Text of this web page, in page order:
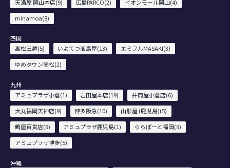
天満屋 岡山本店(9) 広島PARCO(2)
イオンモール岡山(4)
minamoa(8)
四国
高松三越(5)
いよてつ髙島屋(13)
エミフルMASAKI(3)
ゆめタウン高松(2)
九州
アミュプラザ小倉(1)
岩田屋本店(19)
井筒屋小倉店(6)
大丸福岡天神店(9)
博多阪急(10)
山形屋 (鹿児島)(5)
鶴屋百貨店(9)
アミュプラザ鹿児島(1)
ららぽーと福岡(9)
アミュプラザ博多(5)
沖縄